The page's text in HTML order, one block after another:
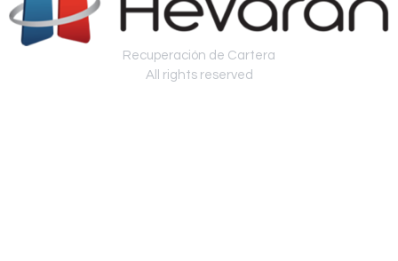
Recuperación de Cartera
All rights reserved